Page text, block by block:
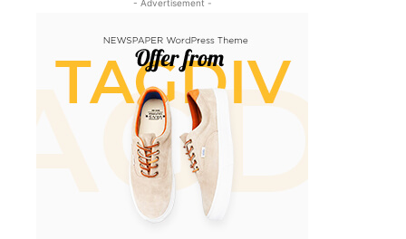
- Advertisement -